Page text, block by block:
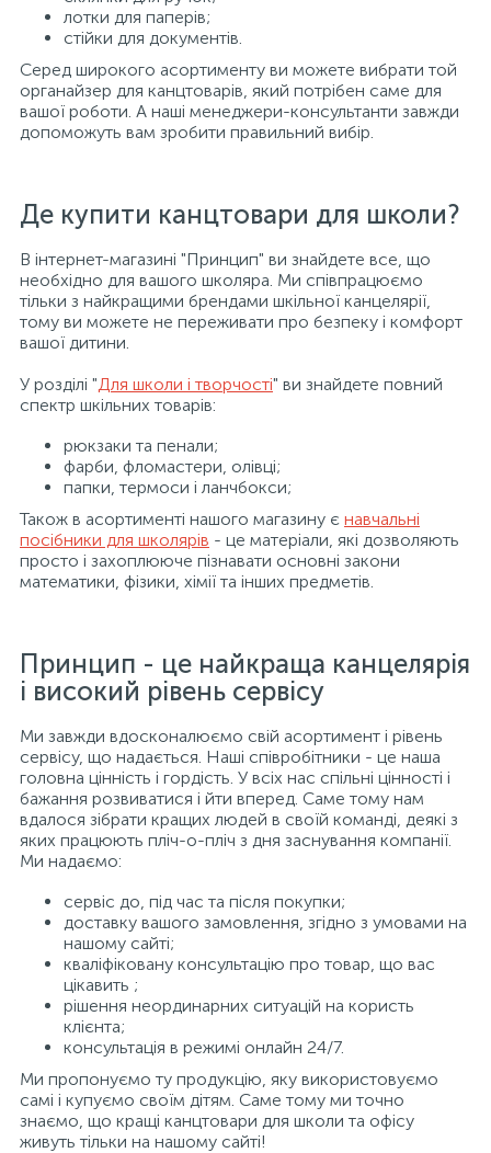
лотки для паперів;
стійки для документів.
Серед широкого асортименту ви можете вибрати той
органайзер для канцтоварів, який потрібен саме для
вашої роботи. А наші менеджери-консультанти завжди
допоможуть вам зробити правильний вибір.
Де купити канцтовари для школи?
В інтернет-магазині "Принцип" ви знайдете все, що
необхідно для вашого школяра. Ми співпрацюємо
тільки з найкращими брендами шкільної канцелярії,
тому ви можете не переживати про безпеку і комфорт
вашої дитини.
У розділі "Для школи і творчості" ви знайдете повний
спектр шкільних товарів:
рюкзаки та пенали;
фарби, фломастери, олівці;
папки, термоси і ланчбокси;
Також в асортименті нашого магазину є навчальні
посібники для школярів - це матеріали, які дозволяють
просто і захоплююче пізнавати основні закони
математики, фізики, хімії та інших предметів.
Принцип - це найкраща канцелярія
і високий рівень сервісу
Ми завжди вдосконалюємо свій асортимент і рівень
сервісу, що надається. Наші співробітники - це наша
головна цінність і гордість. У всіх нас спільні цінності і
бажання розвиватися і йти вперед. Саме тому нам
вдалося зібрати кращих людей в своїй команді, деякі з
яких працюють пліч-о-пліч з дня заснування компанії.
Ми надаємо:
сервіс до, під час та після покупки;
доставку вашого замовлення, згідно з умовами на
нашому сайті;
кваліфіковану консультацію про товар, що вас
цікавить ;
рішення неординарних ситуацій на користь
клієнта;
консультація в режимі онлайн 24/7.
Ми пропонуємо ту продукцію, яку використовуємо
самі і купуємо своїм дітям. Саме тому ми точно
знаємо, що кращі канцтовари для школи та офісу
живуть тільки на нашому сайті!